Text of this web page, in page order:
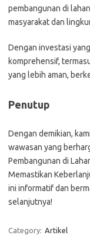
pembangunan di
masyarakat dan
Dengan investasi
komprehensif,
yang lebih aman,
Penutup
Dengan demikian,
wawasan yang
Pembangunan di
Memastikan
ini informatif dan
selanjutnya!
Category: Artikel